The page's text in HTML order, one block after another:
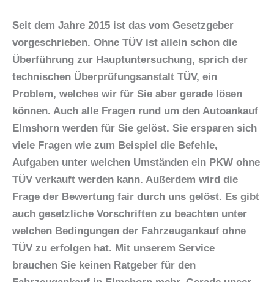
Seit dem Jahre 2015 ist das vom Gesetzgeber
vorgeschrieben. Ohne TÜV ist allein schon die
Überführung zur Hauptuntersuchung, sprich der
technischen Überprüfungsanstalt TÜV, ein
Problem, welches wir für Sie aber gerade lösen
können. Auch alle Fragen rund um den Autoankauf
Elmshorn werden für Sie gelöst. Sie ersparen sich
viele Fragen wie zum Beispiel die Befehle,
Aufgaben unter welchen Umständen ein PKW ohne
TÜV verkauft werden kann. Außerdem wird die
Frage der Bewertung fair durch uns gelöst. Es gibt
auch gesetzliche Vorschriften zu beachten unter
welchen Bedingungen der Fahrzeugankauf ohne
TÜV zu erfolgen hat. Mit unserem Service
brauchen Sie keinen Ratgeber für den